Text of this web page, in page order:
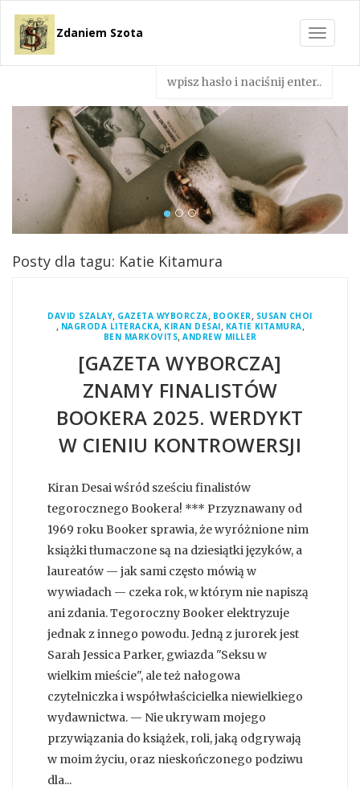
Toggle
Zdaniem Szota
Posty dla tagu: Katie Kitamura
DAVID SZALAY, GAZETA WYBORCZA, BOOKER, SUSAN CHOI
, NAGRODA LITERACKA, KIRAN DESAI, KATIE KITAMURA,
BEN MARKOVITS, ANDREW MILLER
[GAZETA WYBORCZA]
ZNAMY FINALISTÓW
BOOKERA 2025. WERDYKT
W CIENIU KONTROWERSJI
Kiran Desai wśród sześciu finalistów
tegorocznego Bookera! *** Przyznawany od
1969 roku Booker sprawia, że wyróżnione nim
książki tłumaczone są na dziesiątki języków, a
laureatów — jak sami często mówią w
wywiadach — czeka rok, w którym nie napiszą
ani zdania. Tegoroczny Booker elektryzuje
jednak z innego powodu. Jedną z jurorek jest
Sarah Jessica Parker, gwiazda "Seksu w
wielkim mieście", ale też nałogowa
czytelniczka i współwłaścicielka niewielkiego
wydawnictwa. — Nie ukrywam mojego
przywiązania do książek, roli, jaką odgrywają
w moim życiu, oraz nieskończonego podziwu
dla...